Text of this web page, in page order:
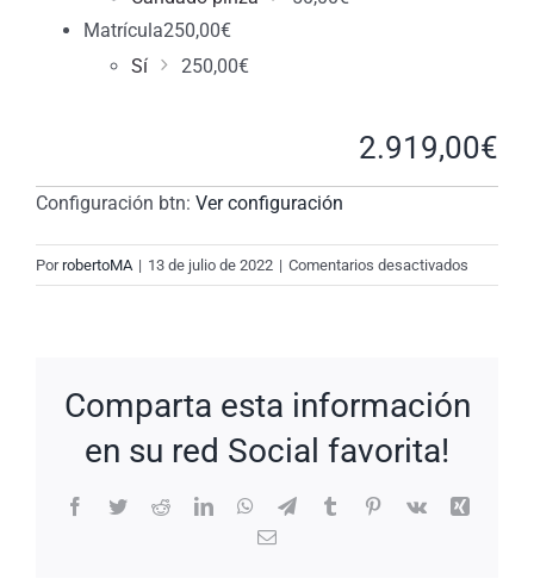
Matrícula250,00€
Sí
250,00€
2.919,00€
Configuración btn: Ver configuración
PorrobertoMA | 13 de julio de 2022 | Comentarios desactivados
New
Comparta esta información
en su red Social favorita!
Facebook
TwitterRedditLinkedInWhatsApp
TelegramTumblrPinterest
Vk
Xing
Correo